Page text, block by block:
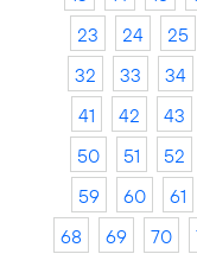
23
24 25
32
33 34
41
42 43
50
51 52
59
60 61
68
69 70